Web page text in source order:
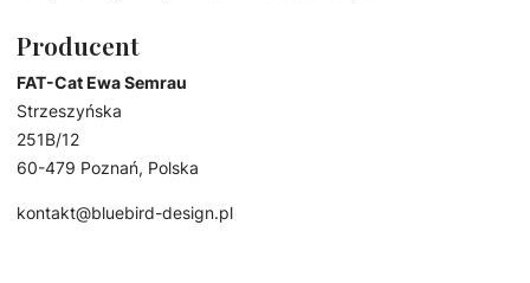
Producent
FAT-Cat Ewa Semrau
Strzeszyńska
251B/12
60-479 Poznań, Polska
kontakt@bluebird-design.pl